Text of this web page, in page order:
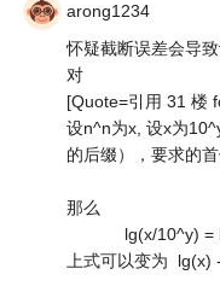
arong1234
怀疑截断误差会导
对
[Quote=引用 31 楼
设n^n为x, 设x为
的后缀），要求的
那么
lg(x/10^y) =
上式可以变为 lg(x)